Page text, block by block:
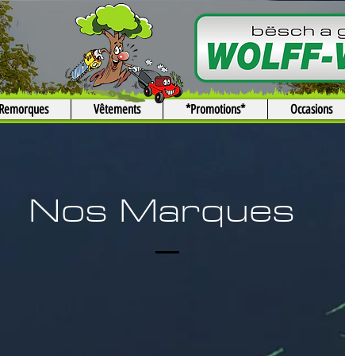
Remorques Vêtements *Promotions* Occasions
Nos Marques